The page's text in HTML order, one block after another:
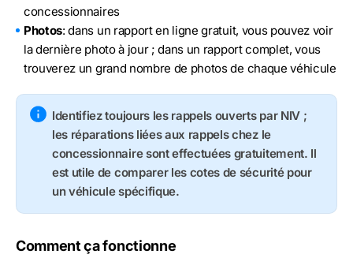
concessionnaires
Photos: dans un rapport en ligne gratuit, vous pouvez voir
la dernière photo à jour ; dans un rapport complet, vous
trouverez un grand nombre de photos de chaque véhicule
Identifiez toujours les rappels ouverts par NIV ;
les réparations liées aux rappels chez le
concessionnaire sont effectuées gratuitement. Il
est utile de comparer les cotes de sécurité pour
un véhicule spécifique.
Comment ça fonctionne